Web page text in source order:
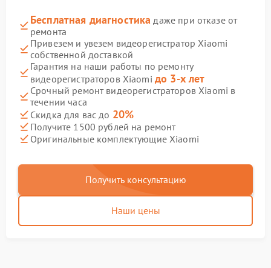
Бесплатная диагностика даже при отказе от
ремонта
Привезем и увезем видеорегистратор Xiaomi
собственной доставкой
Гарантия на наши работы по ремонту
видеорегистраторов Xiaomi до 3-х лет
Срочный ремонт видеорегистраторов Xiaomi в
течении часа
Скидка для вас до 20%
Получите 1500 рублей на ремонт
Оригинальные комплектующие Xiaomi
Получить консультацию
Наши цены